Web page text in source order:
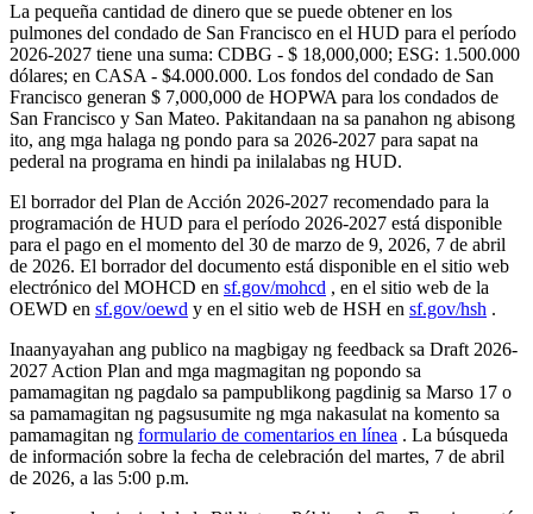
La pequeña cantidad de dinero que se puede obtener en los
pulmones del condado de San Francisco en el HUD para el período
2026-2027 tiene una suma: CDBG - $ 18,000,000; ESG: 1.500.000
dólares; en CASA - $4.000.000. Los fondos del condado de San
Francisco generan $ 7,000,000 de HOPWA para los condados de
San Francisco y San Mateo. Pakitandaan na sa panahon ng abisong
ito, ang mga halaga ng pondo para sa 2026-2027 para sapat na
pederal na programa en hindi pa inilalabas ng HUD.
El borrador del Plan de Acción 2026-2027 recomendado para la
programación de HUD para el período 2026-2027 está disponible
para el pago en el momento del 30 de marzo de 9, 2026, 7 de abril
de 2026. El borrador del documento está disponible en el sitio web
electrónico del MOHCD en sf.gov/mohcd , en el sitio web de la
OEWD en sf.gov/oewd y en el sitio web de HSH en sf.gov/hsh .
Inaanyayahan ang publico na magbigay ng feedback sa Draft 2026-
2027 Action Plan and mga magmagitan ng popondo sa
pamamagitan ng pagdalo sa pampublikong pagdinig sa Marso 17 o
sa pamamagitan ng pagsusumite ng mga nakasulat na komento sa
pamamagitan ng formulario de comentarios en línea . La búsqueda
de información sobre la fecha de celebración del martes, 7 de abril
de 2026, a las 5:00 p.m.